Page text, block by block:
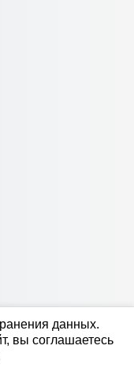
данных.
вы соглашаетесь